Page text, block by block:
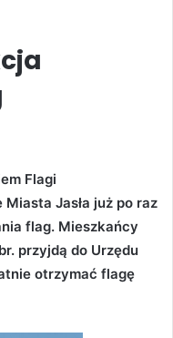
Flagi
Jasła już po raz
flag. Mieszkańcy
przyjdą do Urzędu
otrzymać flagę